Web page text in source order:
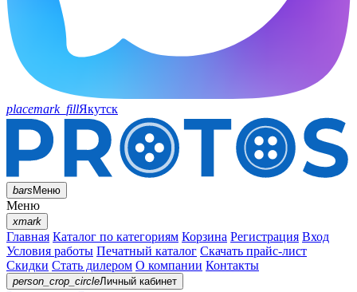
placemark_fillЯкутск
barsМеню
Меню
xmark
Главная Каталог по категориям Корзина Регистрация Вход
Условия работы Печатный каталог Скачать прайс-лист
Скидки Стать дилером О компании Контакты
person_crop_circleЛичный кабинет